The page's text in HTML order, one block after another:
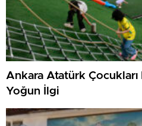
Ankara Atatürk Çocukları
Yoğun İlgi